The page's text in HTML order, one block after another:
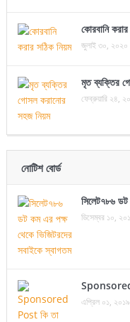
কোরবানি
জুলাই ৩০, ২০২০
মৃত ব্যক্তির
ফেব্রুয়ারি ২৪,
নোটিশ বোর্ড
সিলেট৭৮৬
ডিসেম্বর ১০,
Sponsored
এপ্রিল ০১, ২০১৯